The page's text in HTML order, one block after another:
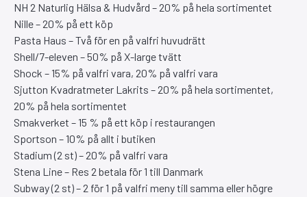
NH 2 Naturlig Hälsa & Hudvård – 20% på hela sortimentet
Nille – 20% på ett köp
Pasta Haus – Två för en på valfri huvudrätt
Shell/7-eleven – 50% på X-large tvätt
Shock – 15% på valfri vara, 20% på valfri vara
Sjutton Kvadratmeter Lakrits – 20% på hela sortimentet,
20% på hela sortimentet
Smakverket – 15 % på ett köp i restaurangen
Sportson – 10% på allt i butiken
Stadium (2 st) – 20% på valfri vara
Stena Line – Res 2 betala för 1 till Danmark
Subway (2 st) – 2 för 1 på valfri meny till samma eller högre